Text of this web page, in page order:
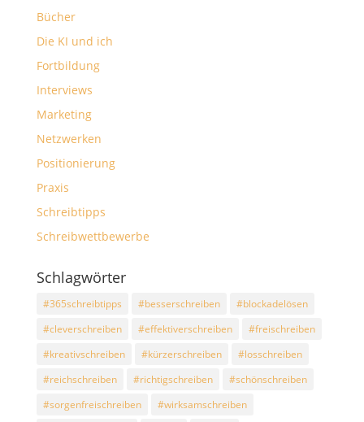
Bücher
Die KI und ich
Fortbildung
Interviews
Marketing
Netzwerken
Positionierung
Praxis
Schreibtipps
Schreibwettbewerbe
Schlagwörter
#365schreibtipps #besserschreiben
#blockadelösen
#cleverschreiben
#effektiverschreiben
#freischreiben
#kreativschreiben
#kürzerschreiben
#losschreiben
#reichschreiben
#richtigschreiben
#schönschreiben
#sorgenfreischreiben
#wirksamschreiben